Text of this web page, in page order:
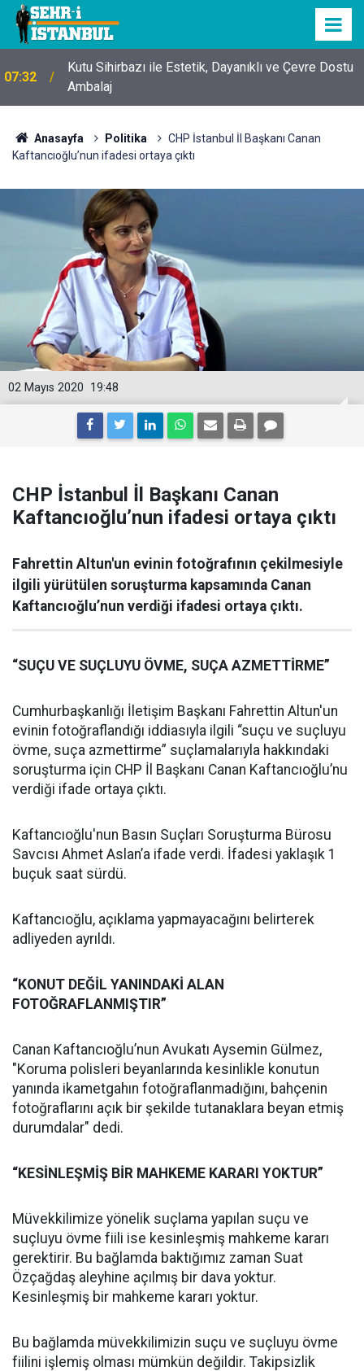
07:32
Kutu Sihirbazı ile Estetik, Dayanıklı ve Çevre Dostu
Ambalaj
Anasayfa Politika
CHP İstanbul İl Başkanı Canan
Kaftancıoğlu’nun ifadesi ortaya çıktı
19:48
02 Mayıs 2020
CHP İstanbul İl Başkanı Canan
Kaftancıoğlu’nun ifadesi ortaya çıktı
Fahrettin Altun'un evinin fotoğrafının çekilmesiyle
ilgili yürütülen soruşturma kapsamında Canan
Kaftancıoğlu’nun verdiği ifadesi ortaya çıktı.
“SUÇU VE SUÇLUYU ÖVME, SUÇA AZMETTİRME”
Cumhurbaşkanlığı İletişim Başkanı Fahrettin Altun'un
evinin fotoğraflandığı iddiasıyla ilgili “suçu ve suçluyu
övme, suça azmettirme” suçlamalarıyla hakkındaki
soruşturma için CHP İl Başkanı Canan Kaftancıoğlu’nu
verdiği ifade ortaya çıktı.
Kaftancıoğlu'nun Basın Suçları Soruşturma Bürosu
Savcısı Ahmet Aslan’a ifade verdi. İfadesi yaklaşık 1
buçuk saat sürdü.
Kaftancıoğlu, açıklama yapmayacağını belirterek
adliyeden ayrıldı.
“KONUT DEĞİL YANINDAKİ ALAN
FOTOĞRAFLANMIŞTIR”
Canan Kaftancıoğlu’nun Avukatı Aysemin Gülmez,
"Koruma polisleri beyanlarında kesinlikle konutun
yanında ikametgahın fotoğraflanmadığını, bahçenin
fotoğraflarını açık bir şekilde tutanaklara beyan etmiş
durumdalar" dedi.
“KESİNLEŞMİŞ BİR MAHKEME KARARI YOKTUR”
Müvekkilimize yönelik suçlama yapılan suçu ve
suçluyu övme fiili ise kesinleşmiş mahkeme kararı
gerektirir. Bu bağlamda baktığımız zaman Suat
Özçağdaş aleyhine açılmış bir dava yoktur.
Kesinleşmiş bir mahkeme kararı yoktur.
Bu bağlamda müvekkilimizin suçu ve suçluyu övme
fiilini işlemiş olması mümkün değildir. Takipsizlik